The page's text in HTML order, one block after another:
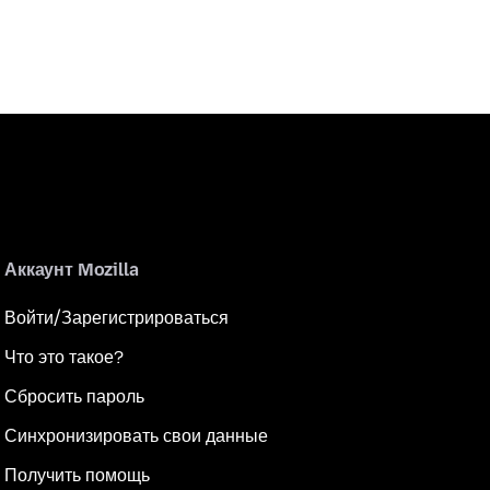
Аккаунт Mozilla
Войти/Зарегистрироваться
Что это такое?
Сбросить пароль
Синхронизировать свои данные
Получить помощь